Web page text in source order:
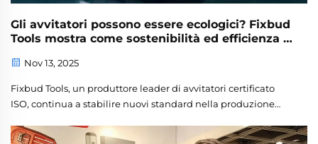
Gli avvitatori possono essere ecologici? Fixbud
Tools mostra come sostenibilità ed efficienza si
Nov 13, 2025
Fixbud Tools, un produttore leader di avvitatori certificato
ISO, continua a stabilire nuovi standard nella produzione
sempre più soluzioni ecologiche, la nostra azienda dimostra